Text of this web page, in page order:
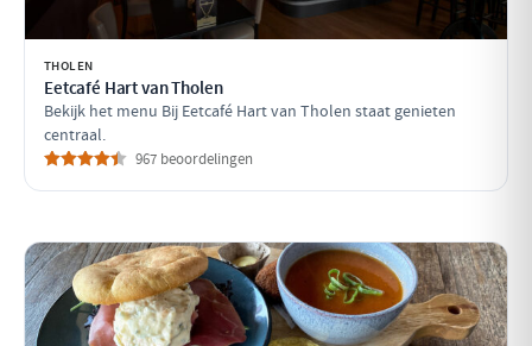
THOLEN
Eetcafé Hart van Tholen
Bekijk het menu Bij Eetcafé Hart van Tholen staat genieten
centraal.
967 beoordelingen